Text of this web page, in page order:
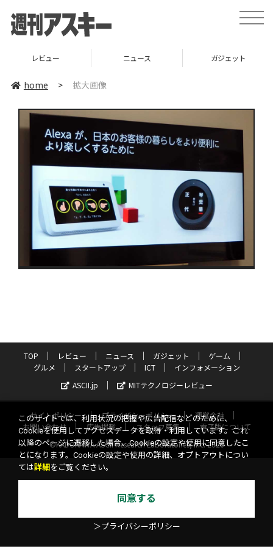
toggle
レビュー ニュース ガジェット
home > 拡大画像
TOP レビュー ニュース ガジェット
ゲーム
グルメ
スタートアップ ICT
インフォメーション
ASCII.jp
MITテクノロジーレビュー
サイトポリシー プライバシーポリシー
運営会社
お問い合わせ
広告掲載 スタッフ募集
電子版について
©KADOKAWA ASCII Research Laboratories, Inc. 2026
このサイトでは、利用状況の把握や広告配信などのために、
Cookieを使用してアクセスデータを取得・利用しています。これ
以降のページに遷移した場合、Cookieの設定や使用に同意したこ
とになります。Cookieの設定や使用の詳細、オプトアウトについ
ては詳細 をご覧ください。
同意する
＞プライバシーポリシー